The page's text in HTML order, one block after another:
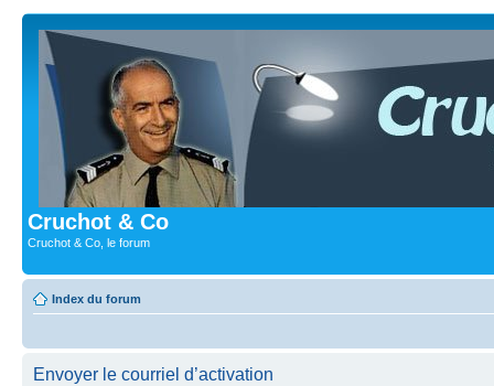
Cruchot & Co
Cruchot & Co, le forum
Index du forum
Envoyer le courriel d’activation